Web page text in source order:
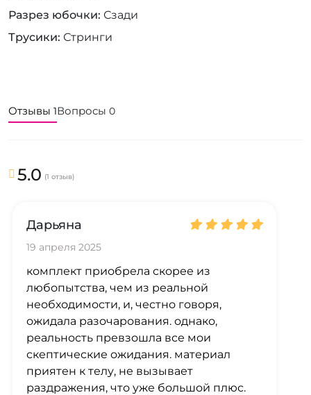
Разрез юбочки Сзади
Трусики Стринги
Отзывы 1Вопросы 0
5.0 (1 отзыв)
Дарьяна
19 апреля 2025
комплект приобрела скорее из
любопытства, чем из реальной
необходимости, и, честно говоря,
ожидала разочарования. однако,
реальность превзошла все мои
скептические ожидания. материал
приятен к телу, не вызывает
раздражения, что уже большой плюс.